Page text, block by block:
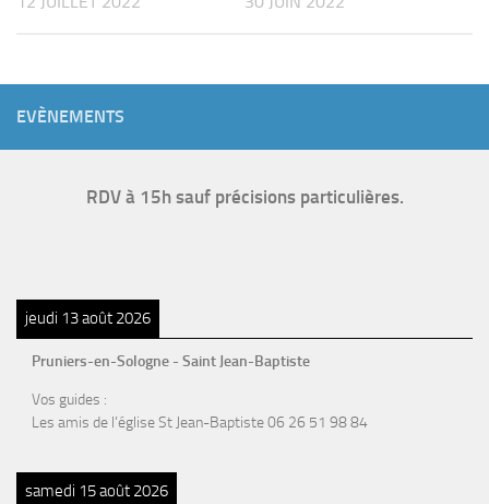
EVÈNEMENTS
RDV à 15h sauf précisions particulières.
jeudi 13 août 2026
Pruniers-en-Sologne - Saint Jean-Baptiste
Vos guides :
Les amis de l’église St Jean-Baptiste 06 26 51 98 84
samedi 15 août 2026